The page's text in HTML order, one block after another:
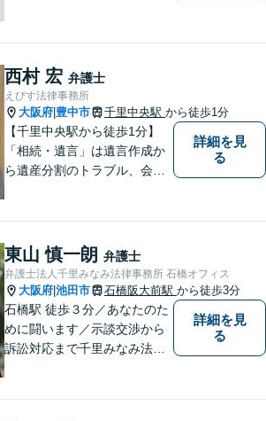
善の法的手段を選択し、終局
的解決に至るよう全力でサポ
ートいたします。
西村 宏 弁護士
えびす法律事務所
大阪府 豊中市 千里中央駅 から徒歩1分
【千里中央駅から徒歩1分】
「相続・遺言」は遺言作成か
ら遺産分割のトラブル、会社
【初回相談30分無料】
詳細を見
る
東山 慎一朗 弁護士
弁護士法人千里みなみ法律事務所 石橋オフィス
大阪府 池田市 石橋阪大前駅 から徒歩3分
石橋駅 徒歩３分／あなたのた
めに闘います／示談交渉から
訴訟対応まで千里みなみ法律
詳細を見
る